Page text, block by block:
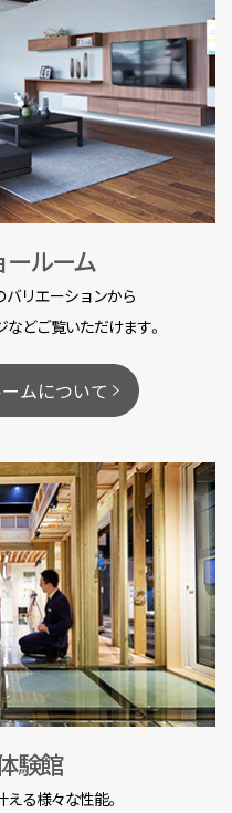
ルーム
リエーションから
どご覧いただけます。
ムについて
験館
る様々な性能。